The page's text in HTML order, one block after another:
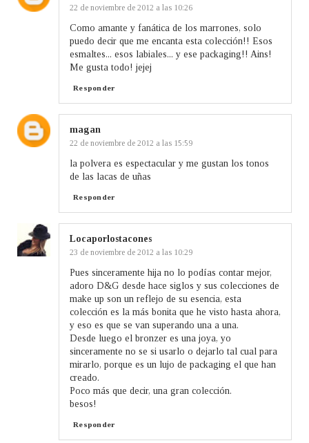
22 de noviembre de 2012 a las 10:26
Como amante y fanática de los marrones, solo
puedo decir que me encanta esta colección!! Esos
esmaltes... esos labiales... y ese packaging!! Ains!
Me gusta todo! jejej
Responder
magan
22 de noviembre de 2012 a las 15:59
la polvera es espectacular y me gustan los tonos
de las lacas de uñas
Responder
Locaporlostacones
23 de noviembre de 2012 a las 10:29
Pues sinceramente hija no lo podías contar mejor,
adoro D&G desde hace siglos y sus colecciones de
make up son un reflejo de su esencia, esta
colección es la más bonita que he visto hasta ahora,
y eso es que se van superando una a una.
Desde luego el bronzer es una joya, yo
sinceramente no se si usarlo o dejarlo tal cual para
mirarlo, porque es un lujo de packaging el que han
creado.
Poco más que decir, una gran colección.
besos!
Responder